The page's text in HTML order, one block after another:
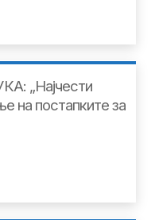
„Најчести
на постапките за